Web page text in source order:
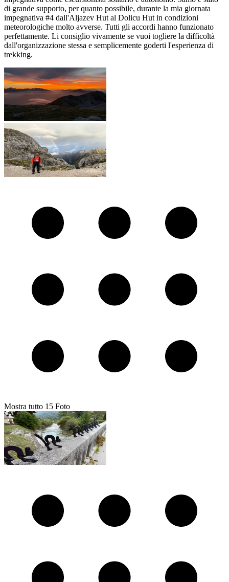
di grande supporto, per quanto possibile, durante la mia giornata
impegnativa #4 dall'Aljazev Hut al Dolicu Hut in condizioni
meteorologiche molto avverse. Tutti gli accordi hanno funzionato
perfettamente. Li consiglio vivamente se vuoi togliere la difficoltà
dall'organizzazione stessa e semplicemente goderti l'esperienza di
trekking.
Mostra tutto 15 Foto